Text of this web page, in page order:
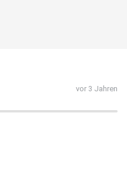
vor 3 Jahren